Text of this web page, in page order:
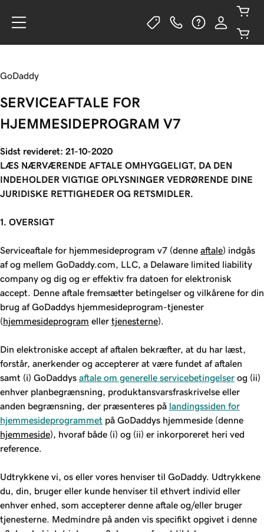
GoDaddy
SERVICEAFTALE FOR
HJEMMESIDEPROGRAM V7
Sidst revideret: 21-10-2020
LÆS NÆRVÆRENDE AFTALE OMHYGGELIGT, DA DEN
INDEHOLDER VIGTIGE OPLYSNINGER VEDRØRENDE DINE
JURIDISKE RETTIGHEDER OG RETSMIDLER.
1. OVERSIGT
Serviceaftale for hjemmesideprogram v7 (denne aftale) indgås
af og mellem GoDaddy.com, LLC, a Delaware limited liability
company og dig og er effektiv fra datoen for elektronisk
accept. Denne aftale fremsætter betingelser og vilkårene for din
brug af GoDaddys hjemmesideprogram-tjenester
(hjemmesideprogram eller tjenesterne).
Din elektroniske accept af aftalen bekræfter, at du har læst,
forstår, anerkender og accepterer at være fundet af aftalen
samt (i) GoDaddys aftale om generelle servicebetingelser og (ii)
enhver planbegrænsning, produktansvarsfraskrivelse eller
anden begrænsning, der præsenteres på landingssiden for
hjemmesideprogrammet på GoDaddys hjemmeside (denne
hjemmeside), hvoraf både (i) og (ii) er inkorporeret heri ved
reference.
Udtrykkene vi, os eller vores henviser til GoDaddy. Udtrykkene
du, din, bruger eller kunde henviser til ethvert individ eller
enhver enhed, som accepterer denne aftale og/eller bruger
tjenesterne. Medmindre på anden vis specifikt opgivet i denne